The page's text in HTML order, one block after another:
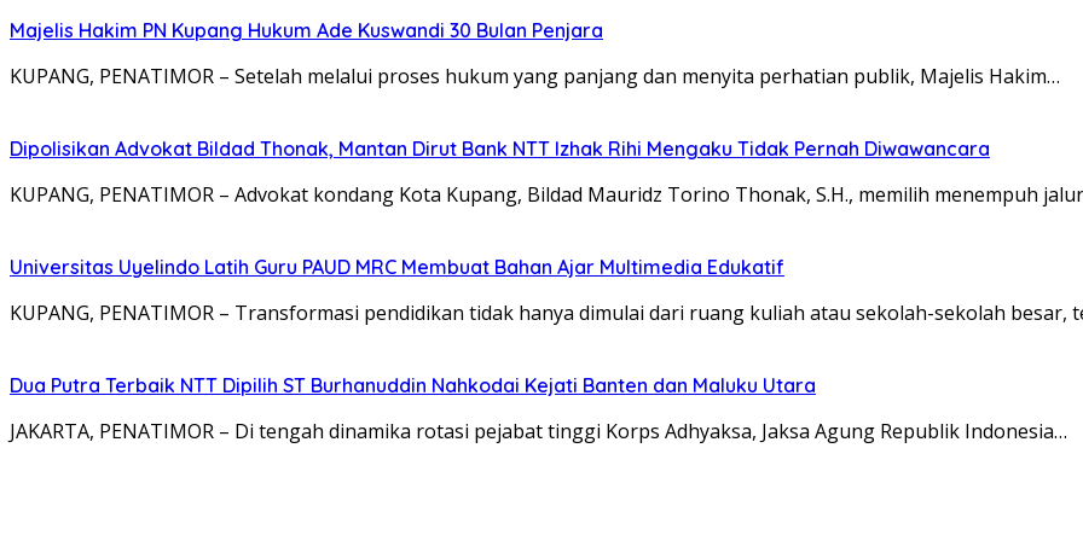
Majelis Hakim PN Kupang Hukum Ade Kuswandi 30 Bulan Penjara
KUPANG, PENATIMOR – Setelah melalui proses hukum yang panjang dan menyita perhatian publik, Majelis Hakim…
Dipolisikan Advokat Bildad Thonak, Mantan Dirut Bank NTT Izhak Rihi Mengaku Tidak Pernah Diwawancara
KUPANG, PENATIMOR – Advokat kondang Kota Kupang, Bildad Mauridz Torino Thonak, S.H., memilih menempuh
Universitas Uyelindo Latih Guru PAUD MRC Membuat Bahan Ajar Multimedia Edukatif
KUPANG, PENATIMOR – Transformasi pendidikan tidak hanya dimulai dari ruang kuliah atau sekolah-sekolah besar,
Dua Putra Terbaik NTT Dipilih ST Burhanuddin Nahkodai Kejati Banten dan Maluku Utara
JAKARTA, PENATIMOR – Di tengah dinamika rotasi pejabat tinggi Korps Adhyaksa, Jaksa Agung Republik Indonesia…